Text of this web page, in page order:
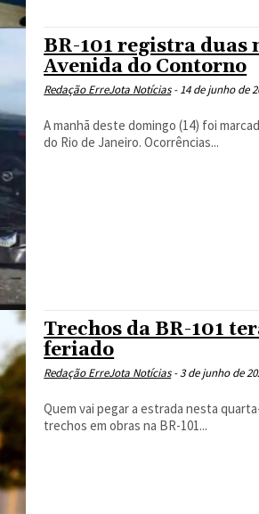
BR-101 registra duas
Avenida do Contorno
Redação ErreJota Notícias - 14 de junho de
A manhã deste domingo (14) foi
do Rio de Janeiro. Ocorrências...
Trechos da BR-101
feriado
Redação ErreJota Notícias - 3 de junho de
Quem vai pegar a estrada nesta
trechos em obras na BR-101...